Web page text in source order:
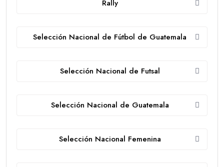
Rally
Selección Nacional de Fútbol de Guatemala
Selección Nacional de Futsal
Selección Nacional de Guatemala
Selección Nacional Femenina